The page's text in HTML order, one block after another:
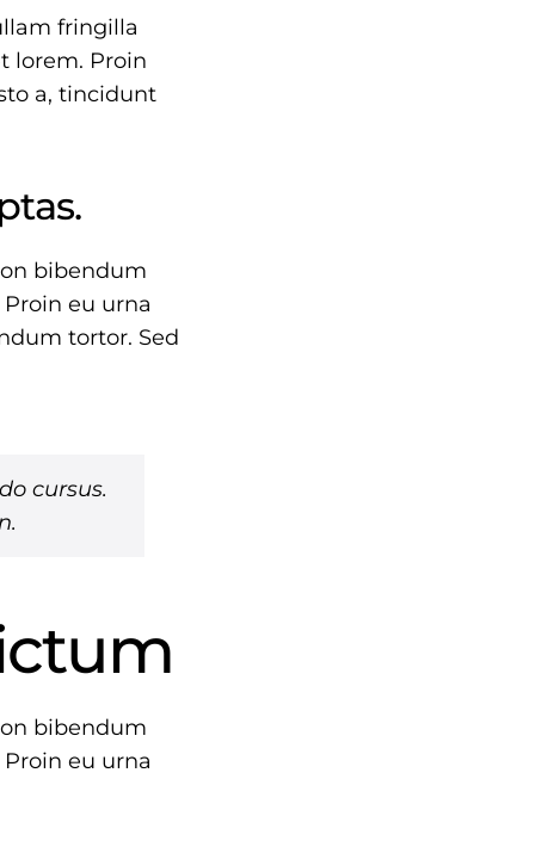
fringilla
lorem. Proin
a, tincidunt
bibendum
eu urna
tortor. Sed
cursus.
bibendum
eu urna